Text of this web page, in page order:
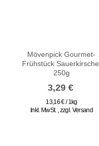
Mövenpick Gourmet-
Frühstück Sauerkirsche,
250g
3,29 €
13,16 € / 1kg
Inkl. MwSt. ,zzgl.Versand